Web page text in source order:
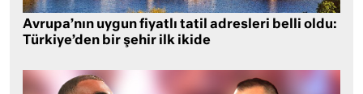
Avrupa’nın uygun fiyatlı tatil adresleri belli oldu:
Türkiye’den bir şehir ilk ikide